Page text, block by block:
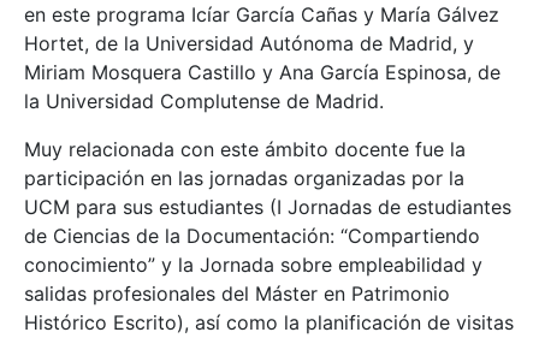
en este programa Icíar García Cañas y María Gálvez
Hortet, de la Universidad Autónoma de Madrid, y
Miriam Mosquera Castillo y Ana García Espinosa, de
la Universidad Complutense de Madrid.
Muy relacionada con este ámbito docente fue la
participación en las jornadas organizadas por la
UCM para sus estudiantes (I Jornadas de estudiantes
de Ciencias de la Documentación: “Compartiendo
conocimiento” y la Jornada sobre empleabilidad y
salidas profesionales del Máster en Patrimonio
Histórico Escrito), así como la planificación de visitas